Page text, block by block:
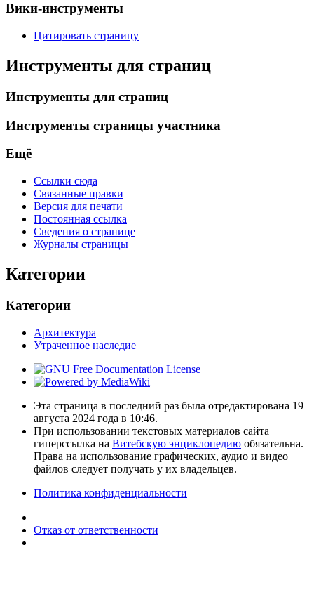
Вики-инструменты
Цитировать страницу
Инструменты для страниц
Инструменты для страниц
Инструменты страницы участника
Ещё
Ссылки сюда
Связанные правки
Версия для печати
Постоянная ссылка
Сведения о странице
Журналы страницы
Категории
Категории
Архитектура
Утраченное наследие
Эта страница в последний раз была отредактирована 19
августа 2024 года в 10:46.
При использовании текстовых материалов сайта
гиперссылка на Витебскую энциклопедию обязательна.
Права на использование графических, аудио и видео
файлов следует получать у их владельцев.
Политика конфиденциальности
Отказ от ответственности